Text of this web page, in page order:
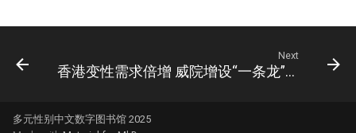
Next
香港变性需求倍增 威院增设“一条龙”服务（图）
多元性别中文数字图书馆 2025